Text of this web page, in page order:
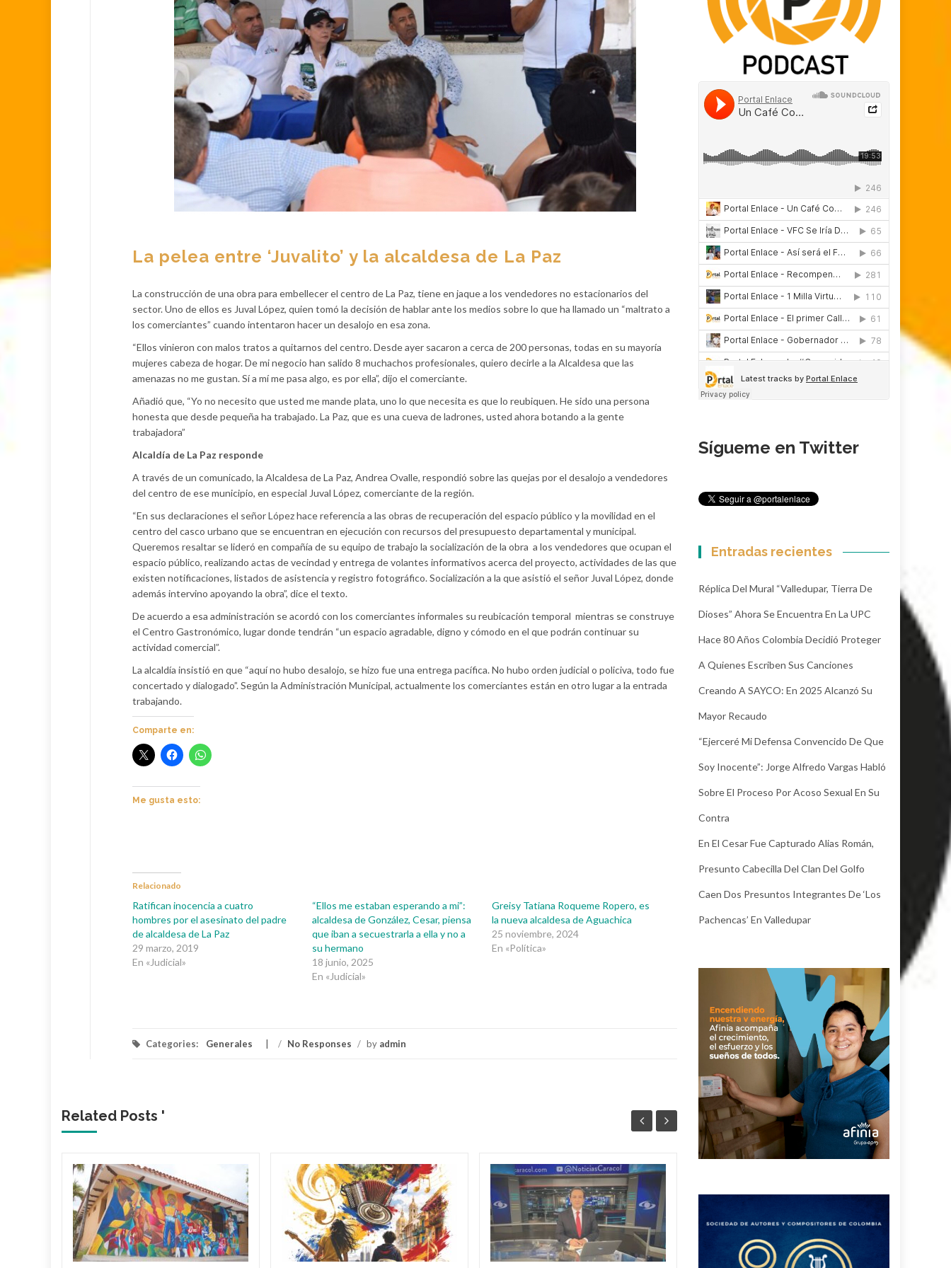
La pelea entre ‘Juvalito’ y la alcaldesa de La Paz
La construcción de una obra para embellecer el centro de La Paz, tiene en jaque a los vendedores no estacionarios del
sector. Uno de ellos es Juval López, quien tomó la decisión de hablar ante los medios sobre lo que ha llamado un “maltrato a
los comerciantes” cuando intentaron hacer un desalojo en esa zona.
“Ellos vinieron con malos tratos a quitarnos del centro. Desde ayer sacaron a cerca de 200 personas, todas en su mayoría
mujeres cabeza de hogar. De mi negocio han salido 8 muchachos profesionales, quiero decirle a la Alcaldesa que las
amenazas no me gustan. Sí a mí me pasa algo, es por ella”, dijo el comerciante.
Añadió que, “Yo no necesito que usted me mande plata, uno lo que necesita es que lo reubiquen. He sido una persona
honesta que desde pequeña ha trabajado. La Paz, que es una cueva de ladrones, usted ahora botando a la gente
trabajadora”
Alcaldía de La Paz responde
A través de un comunicado, la Alcaldesa de La Paz, Andrea Ovalle, respondió sobre las quejas por el desalojo a vendedores
del centro de ese municipio, en especial Juval López, comerciante de la región.
“En sus declaraciones el señor López hace referencia a las obras de recuperación del espacio público y la movilidad en el
centro del casco urbano que se encuentran en ejecución con recursos del presupuesto departamental y municipal.
Queremos resaltar se lideró en compañía de su equipo de trabajo la socialización de la obra a los vendedores que ocupan el
espacio público, realizando actas de vecindad y entrega de volantes informativos acerca del proyecto, actividades de las que
existen notificaciones, listados de asistencia y registro fotográfico. Socialización a la que asistió el señor Juval López, donde
además intervino apoyando la obra”, dice el texto.
De acuerdo a esa administración se acordó con los comerciantes informales su reubicación temporal mientras se construye
el Centro Gastronómico, lugar donde tendrán “un espacio agradable, digno y cómodo en el que podrán continuar su
actividad comercial”.
La alcaldía insistió en que “aquí no hubo desalojo, se hizo fue una entrega pacífica. No hubo orden judicial o policiva, todo fue
concertado y dialogado”. Según la Administración Municipal, actualmente los comerciantes están en otro lugar a la entrada
trabajando.
Comparte en:
Me gusta esto:
Relacionado
Ratifican inocencia a cuatro
hombres por el asesinato del padre
de alcaldesa de La Paz
29 marzo, 2019
En «Judicial»
“Ellos me estaban esperando a mi”:
alcaldesa de González, Cesar, piensa
que iban a secuestrarla a ella y no a
su hermano
18 junio, 2025
En «Judicial»
Greisy Tatiana Roqueme Ropero, es
la nueva alcaldesa de Aguachica
25 noviembre, 2024
En «Política»
Categories: Generales / No Responses / by admin
Related Posts '
irregularidades en
Hospital Rosario
Pumarejo? la nueva
agente interventora
Sígueme en Twitter
Entradas recientes
Réplica Del Mural “Valledupar, Tierra De
Dioses” Ahora Se Encuentra En La UPC
Hace 80 Años Colombia Decidió Proteger
A Quienes Escriben Sus Canciones
Creando A SAYCO: En 2025 Alcanzó Su
Mayor Recaudo
“Ejerceré Mi Defensa Convencido De Que
Soy Inocente”: Jorge Alfredo Vargas Habló
Sobre El Proceso Por Acoso Sexual En Su
Contra
En El Cesar Fue Capturado Alias Román,
Presunto Cabecilla Del Clan Del Golfo
Caen Dos Presuntos Integrantes De ‘Los
Pachencas’ En Valledupar